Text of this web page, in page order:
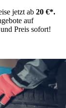
jetzt ab 20 €*.
auf
Preis sofort!